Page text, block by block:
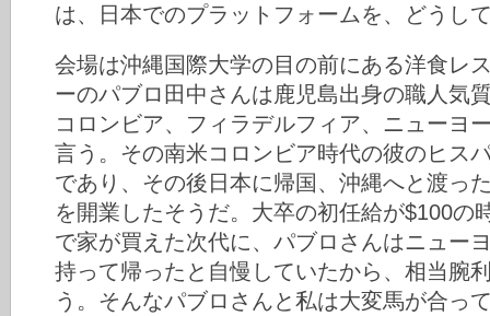
は、日本でのプラットフォームを、どうし
会場は沖縄国際大学の目の前にある洋食レ
ーのパブロ田中さんは鹿児島出身の職人気
コロンビア、フィラデルフィア、ニューヨ
言う。その南米コロンビア時代の彼のヒス
であり、その後日本に帰国、沖縄へと渡っ
を開業したそうだ。大卒の初任給が$100の
で家が買えた次代に、パブロさんはニュー
持って帰ったと自慢していたから、相当腕
う。そんなパブロさんと私は大変馬が合っ